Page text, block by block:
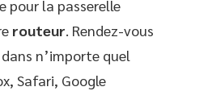
pour la passerelle
routeur. Rendez-vous
n’importe quel
Safari, Google